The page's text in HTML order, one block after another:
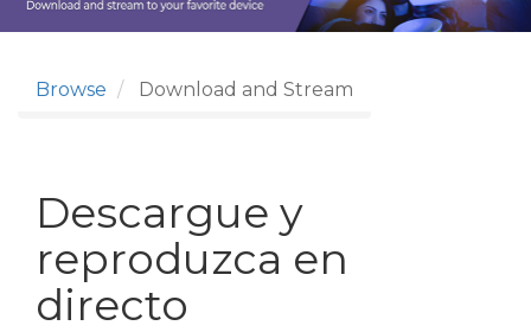
Browse Download and Stream
Descargue y
reproduzca en
directo